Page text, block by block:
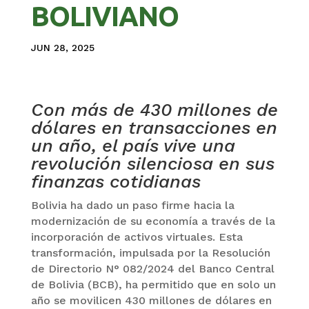
BOLIVIANO
JUN 28, 2025
Con más de 430 millones de
dólares en transacciones en
un año, el país vive una
revolución silenciosa en sus
finanzas cotidianas
Bolivia ha dado un paso firme hacia la
modernización de su economía a través de la
incorporación de activos virtuales. Esta
transformación, impulsada por la Resolución
de Directorio N° 082/2024 del Banco Central
de Bolivia (BCB), ha permitido que en solo un
año se movilicen 430 millones de dólares en